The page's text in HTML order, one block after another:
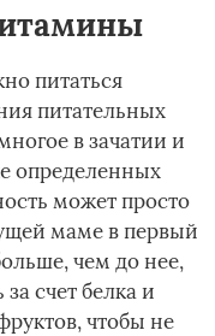
питаться
питательных
в зачатии и
определенных
может просто
маме в первый
чем до нее,
счет белка и
чтобы не